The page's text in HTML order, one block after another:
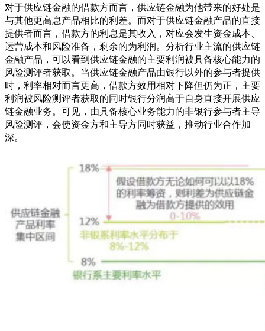
对于供应链金融的借款方而言，供应链金融为他带来的好处是
与其他更高息产品相比的利差。而对于供应链金融产品的直接
提供者而言，借款方的利息是其收入，对应会发生资金成本、
运营成本和风险准备，剩余的为利润。分析行业主流的供应链
金融产品，可以看到供应链金融的主要利润被具备核心能力的
风险测评者获取。当供应链金融产品由银行以外的参与者提供
时，利率相对而言更高，借款方效用相对下降但仍为正，主要
利润被风险测评者获取的同时银行分润高于自身直接开展供应
链金融业务。可见，由具备核心业务能力的非银行参与者主导
风险测评，会使资金方和主导方同时获益，推动行业合作加
深。